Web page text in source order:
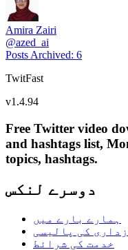
Amira Zairi
@azed_ai
Posts Archived: 6
TwitFast
v1.4.94
Free Twitter video
and hashtags list,
topics, hashtags.
دوسرے لنکس
ہمارے بارے میں
کی پالیسی
خدمت کی شرائط